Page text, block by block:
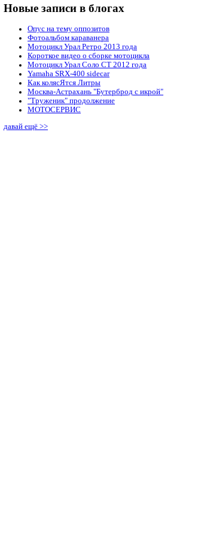
Новые записи в блогах
Опус на тему оппозитов
Фотоальбом караванера
Мотоцикл Урал Ретро 2013 года
Короткое видео о сборке мотоцикла
Мотоцикл Урал Соло СТ 2012 года
Yamaha SRX-400 sidecar
Как колясЯтся Литры
Москва-Астрахань "Бутерброд с икрой"
"Труженик" продолжение
МОТОСЕРВИС
давай ещё >>